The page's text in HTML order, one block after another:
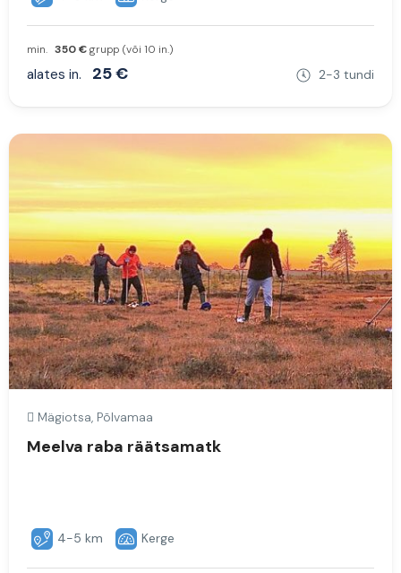
min. 350 €grupp (või 10 in.)
alates in. 25 € 2-3 tundi
Mägiotsa, Põlvamaa
Meelva raba räätsamatk
4-5 km Kerge